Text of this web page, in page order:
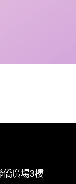
僑廣場3樓